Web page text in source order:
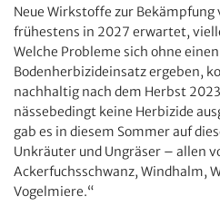
Neue Wirkstoffe zur Bekämpfung
frühestens in 2027 erwartet,
Welche Probleme sich ohne
Bodenherbizideinsatz ergeben,
nachhaltig nach dem Herbst
nässebedingt keine Herbizide
gab es in diesem Sommer auf
Unkräuter und Ungräser – allen
Ackerfuchsschwanz, Windhalm,
Vogelmiere.“